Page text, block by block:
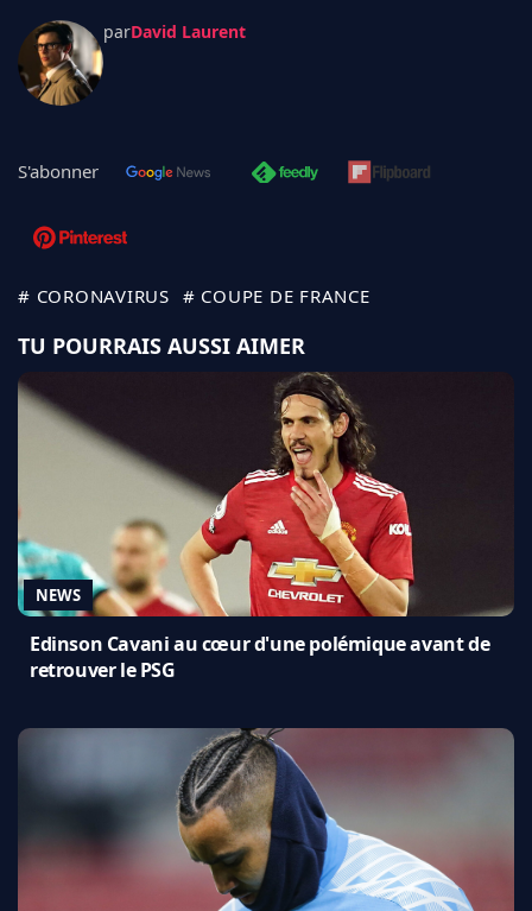
parDavid Laurent
S'abonner
# CORONAVIRUS # COUPE DE FRANCE
TU POURRAIS AUSSI AIMER
NEWS
Edinson Cavani au cœur d'une polémique avant de
retrouver le PSG